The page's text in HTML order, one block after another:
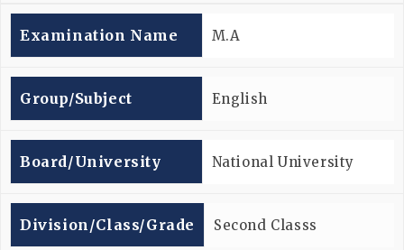
Examination Name M.A
Group/subject English
Board/university National University
Division/Class/Grade Second Classs